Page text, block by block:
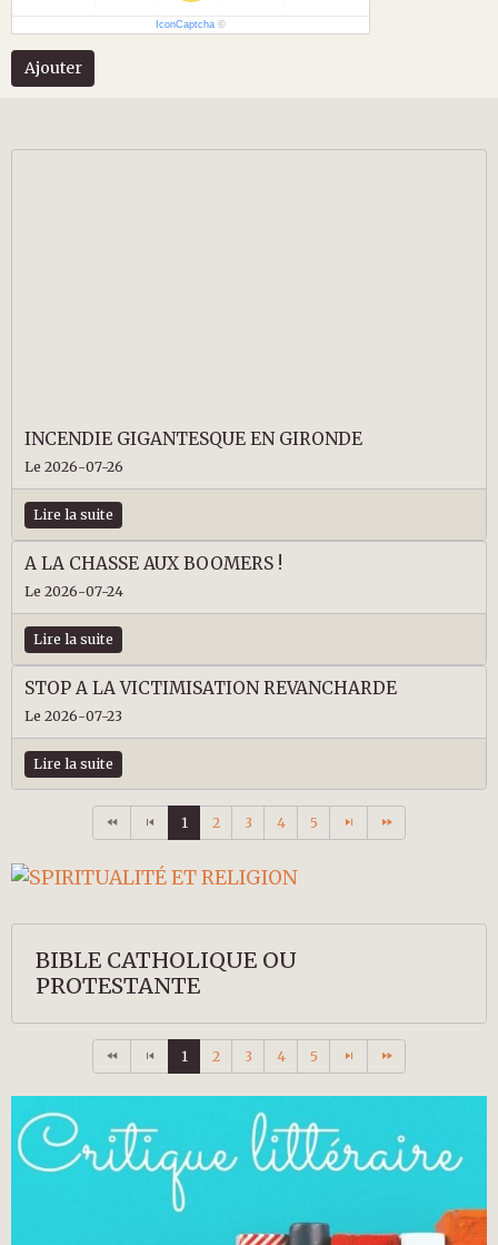
IconCaptcha ©
Ajouter
INCENDIE GIGANTESQUE EN GIRONDE
Le 2026-07-26
Lire la suite
A LA CHASSE AUX BOOMERS !
Le 2026-07-24
Lire la suite
STOP A LA VICTIMISATION REVANCHARDE
Le 2026-07-23
Lire la suite
1 2 3 4 5
BIBLE CATHOLIQUE OU
PROTESTANTE
1 2 3 4 5